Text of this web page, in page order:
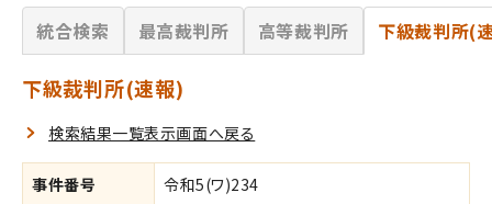
統合検索 最高裁判所 高等裁判所 下級裁判所(
下級裁判所(速報)
検索結果一覧表示画面へ戻る
事件番号
令和5(ワ)234